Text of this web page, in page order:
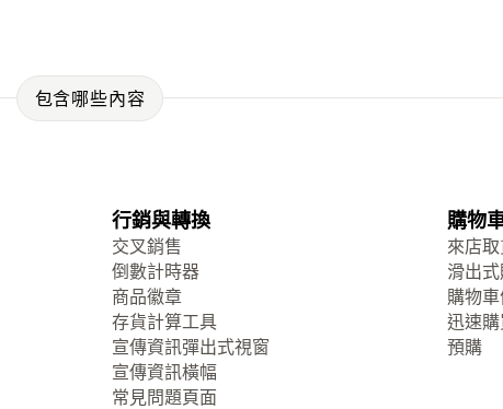
包含哪些內容
行銷與轉換
交叉銷售
倒數計時器
商品徽章
存貨計算工具
宣傳資訊彈出式視窗
宣傳資訊橫幅
常見問題頁面
購物
來店取
滑出
購物
迅速購
預購